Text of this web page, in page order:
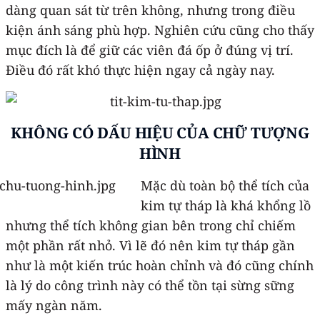
dàng quan sát từ trên không, nhưng trong điều
kiện ánh sáng phù hợp. Nghiên cứu cũng cho thấy
mục đích là để giữ các viên đá ốp ở đúng vị trí.
Điều đó rất khó thực hiện ngay cả ngày nay.
KHÔNG CÓ DẤU HIỆU CỦA CHỮ TƯỢNG
HÌNH
Mặc dù toàn bộ thể tích của
kim tự tháp là khá khổng lồ
nhưng thể tích không gian bên trong chỉ chiếm
một phần rất nhỏ. Vì lẽ đó nên kim tự tháp gần
như là một kiến trúc hoàn chỉnh và đó cũng chính
là lý do công trình này có thể tồn tại sừng sững
mấy ngàn năm.